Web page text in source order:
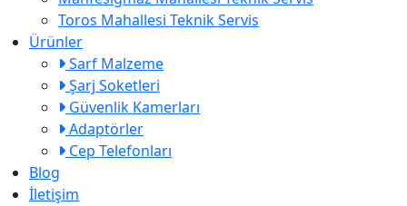
Toros Mahallesi Teknik Servis
Ürünler
Sarf Malzeme
Şarj Soketleri
Güvenlik Kamerları
Adaptörler
Cep Telefonları
Blog
İletişim